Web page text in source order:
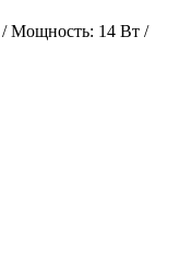
/ Мощность: 14 Вт /